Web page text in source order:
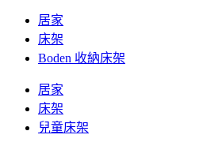
居家
床架
Boden 收納床架
居家
床架
兒童床架